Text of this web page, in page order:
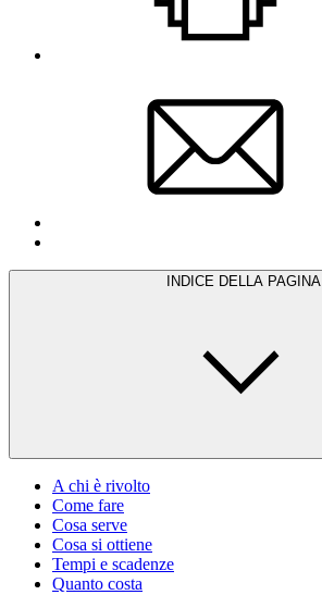
INDICE DELLA PAGINA
A chi è rivolto
Come fare
Cosa serve
Cosa si ottiene
Tempi e scadenze
Quanto costa